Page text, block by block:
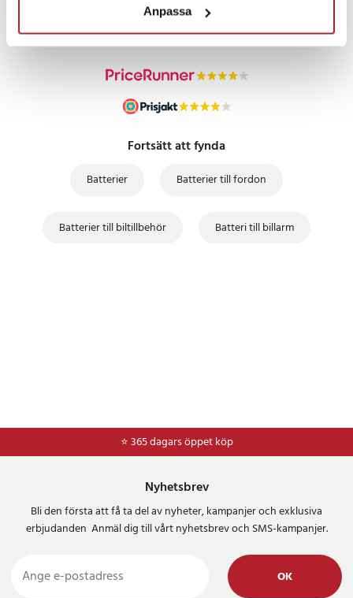
Anpassa
UTFÖRSÄLJNING
Fortsätt att fynda
Batterier Batterier till fordon
Batterier till biltillbehör Batteri till billarm
⭐ 365 dagars öppet köp
⭐Frakt 49kr *
Nyhetsbrev
Bli den första att få ta del av nyheter, kampanjer och exklusiva
erbjudanden Anmäl dig till vårt nyhetsbrev och SMS-kampanjer.
OK